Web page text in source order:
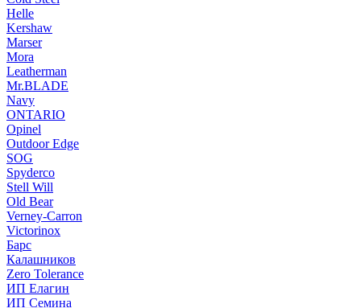
Helle
Kershaw
Marser
Mora
Leatherman
Mr.BLADE
Navy
ONTARIO
Opinel
Outdoor Edge
SOG
Spyderco
Stell Will
Old Bear
Verney-Carron
Victorinox
Барс
Калашников
Zero Tolerance
ИП Елагин
ИП Семина